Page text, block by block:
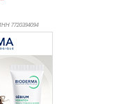
7720394094